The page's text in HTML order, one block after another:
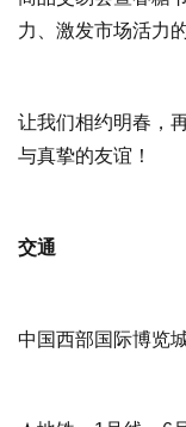
力、激发市场活力
让我们相约明春，
与真挚的友谊！
交通
中国西部国际博览